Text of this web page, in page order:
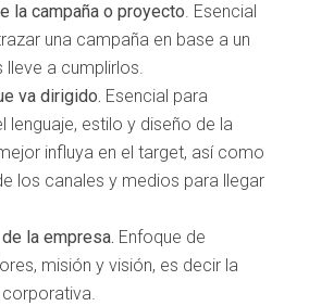
la campaña o proyecto. Esencial
una campaña en base a un
lleve a cumplirlos.
va dirigido. Esencial para
lenguaje, estilo y diseño de la
influya en el target, así como
los canales y medios para llegar
la empresa. Enfoque de
misión y visión, es decir la